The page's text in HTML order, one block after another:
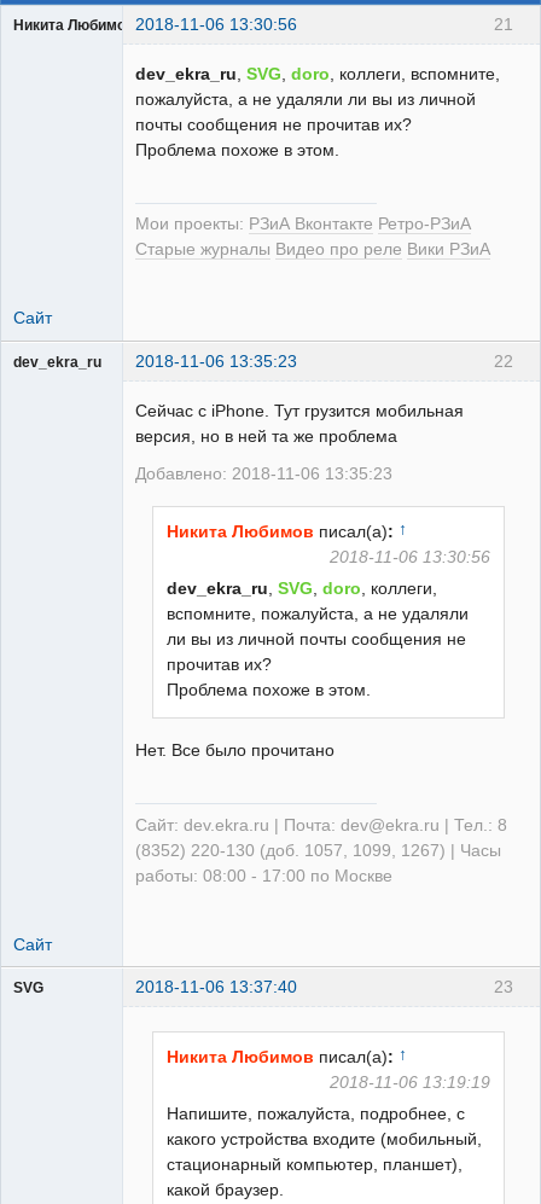
21
Никита Любимов 2018-11-06 13:30:56
dev_ekra_ru SVG doro , коллеги, вспомните,
пожалуйста, а не удаляли ли вы из личной
почты сообщения не прочитав их?
Проблема похоже в этом.
Мои проекты: РЗиА Вконтакте Ретро-РЗиА
Старые журналы Видео про реле Вики РЗиА
Сайт
22
dev_ekra_ru 2018-11-06 13:35:23
Сейчас с iPhone. Тут грузится мобильная
версия, но в ней та же проблема
Добавлено: 2018-11-06 13:35:23
Никита Любимов писал(а): ↑
2018-11-06 13:30:56
dev_ekra_ru,SVG,doro, коллеги,
вспомните, пожалуйста, а не удаляли
ли вы из личной почты сообщения не
прочитав их?
Проблема похоже в этом.
Нет. Все было прочитано
Сайт: dev.ekra.ru | Почта: dev@ekra.ru | Тел.: 8
(8352) 220-130 (доб. 1057, 1099, 1267) | Часы
работы: 08:00 - 17:00 по Москве
Сайт
23
SVG 2018-11-06 13:37:40
Никита Любимов писал(а): ↑
2018-11-06 13:19:19
Напишите, пожалуйста, подробнее, с
какого устройства входите (мобильный,
стационарный компьютер, планшет),
какой браузер.